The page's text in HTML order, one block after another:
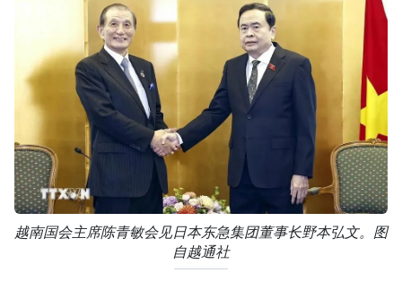
越南国会主席陈青敏会见日本东急集团董事长野本弘文。图
自越通社